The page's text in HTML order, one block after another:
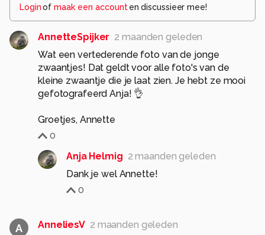
Loginof maak een account en discussieer mee!
AnnetteSpijker 2 maanden geleden
Wat een vertederende foto van de jonge
zwaantjes! Dat geldt voor alle foto's van de
kleine zwaantje die je laat zien. Je hebt ze mooi
gefotografeerd Anja! 👌
Groetjes, Annette
0
Anja Helmig 2 maanden geleden
Dank je wel Annette!
0
A AnneliesV 2 maanden geleden